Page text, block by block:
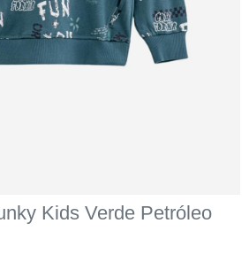
Kids Verde Petróleo